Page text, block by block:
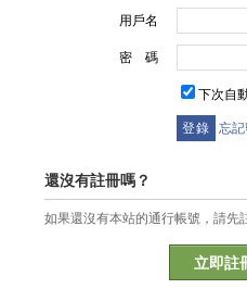
用戶名
密 碼
下次自
忘
還沒有註冊嗎？
如果還沒有本站的通行帳號，請先
立即註